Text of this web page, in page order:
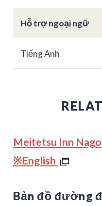
Hỗ trợ ngoại ngữ
Tiếng Anh
Meitetsu Inn
※English
Bản đồ đường